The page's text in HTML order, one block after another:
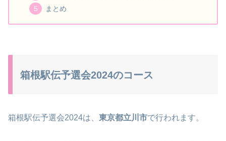
まとめ
箱根駅伝予選会2024のコース
箱根駅伝予選会2024は、 東京都立川市で行われます。